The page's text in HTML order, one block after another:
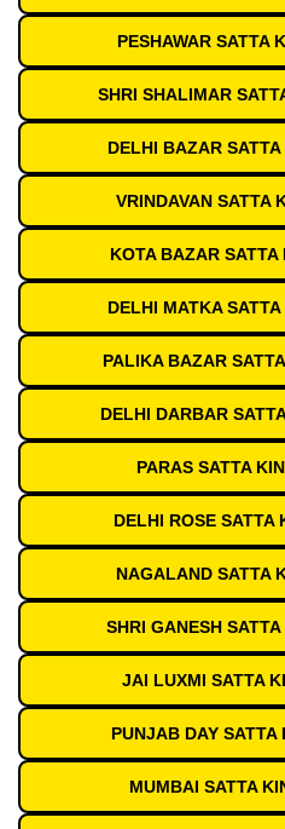
PESHAWAR SATTA
SHRI SHALIMAR
DELHI BAZAR
VRINDAVAN SATTA
KOTA BAZAR
DELHI MATKA
PALIKA BAZAR
DELHI DARBAR
PARAS SATTA
DELHI ROSE SATTA
NAGALAND SATTA
SHRI GANESH
JAI LUXMI SATTA
PUNJAB DAY SATTA
MUMBAI SATTA